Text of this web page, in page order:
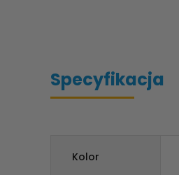
Specyfikacja
Kolor